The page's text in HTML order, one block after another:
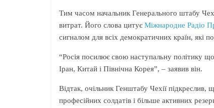
Тим часом начальник Генерального штабу
витрат. Його слова цитує Міжнародне Радіо
сигналом для всіх демократичних країн, які
“Росія посилює свою наступальну політику
Іран, Китай і Північна Корея”, – заявив він.
Відтак, очільник Генштабу Чехії підкреслив,
професійних солдатів і більше активних